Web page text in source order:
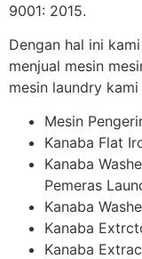
9001: 2015.
Dengan hal ini
menjual mesin
mesin laundry
Mesin
Kanaba Flat
Kanaba
Pemeras
Kanaba
Kanaba
Kanaba